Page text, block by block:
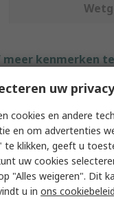
kenmerken
uw privacy
cookies en andere
en om advertenties
te klikken, geeft u
uw cookies
"Alles weigeren". Dit
u in ons cookiebeleid